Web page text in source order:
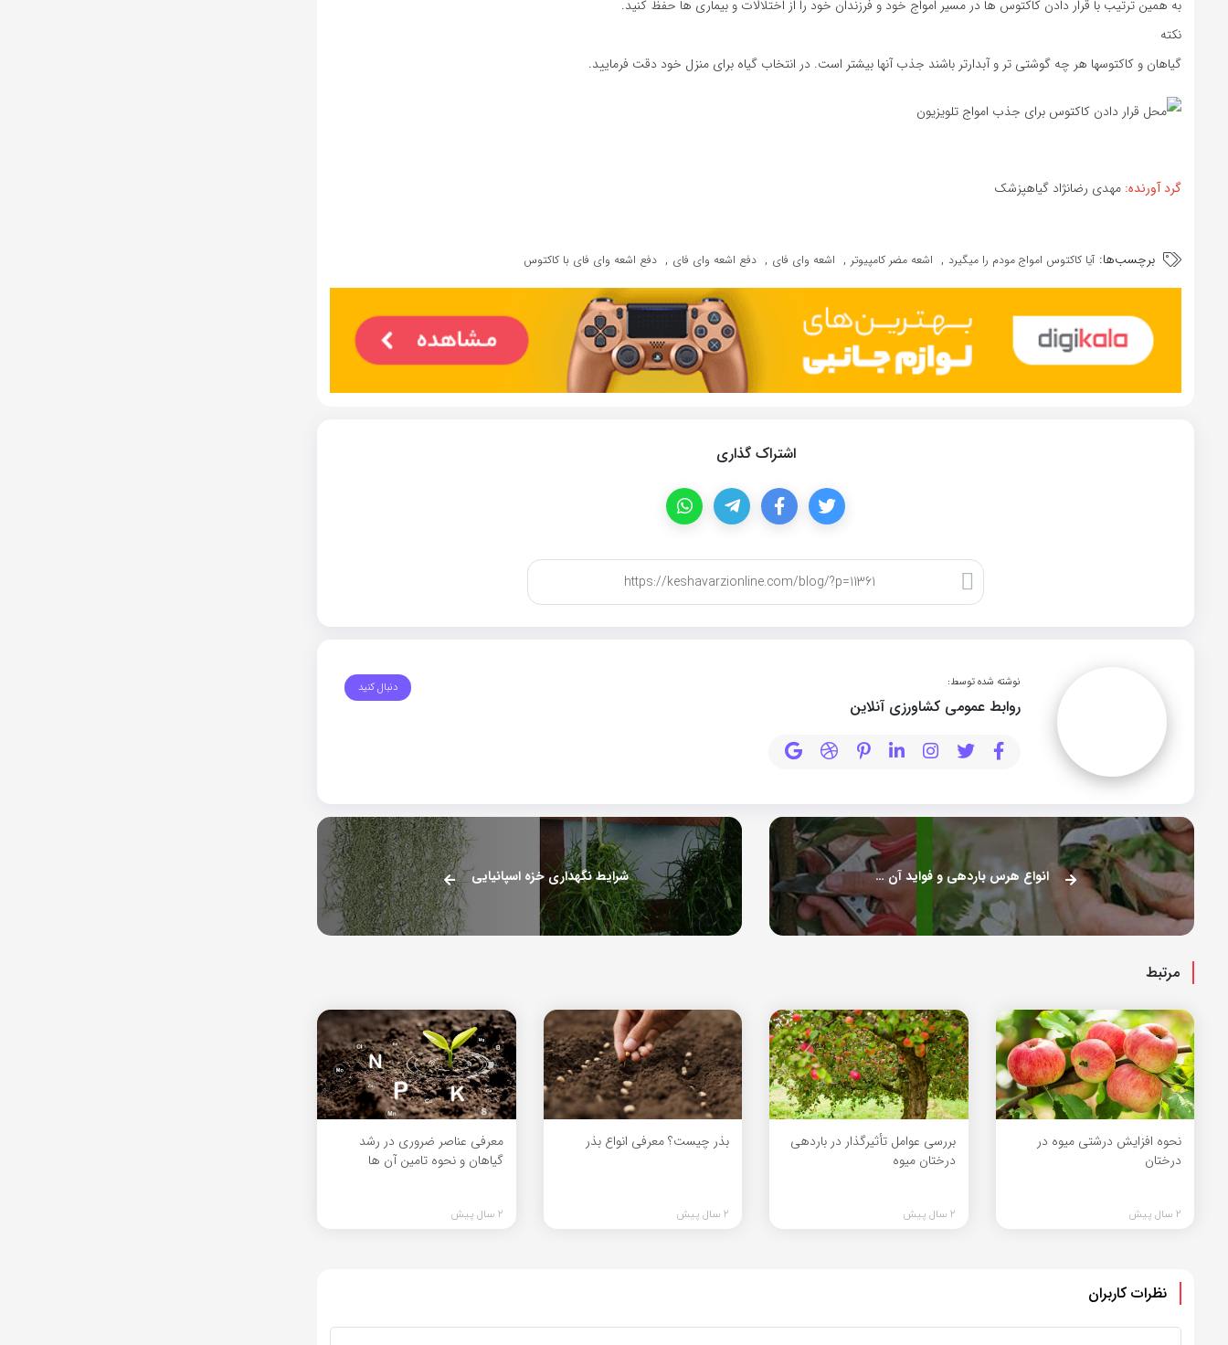
به همین ترتیب با قرار دادن کاکتوس ها در مسیر امواج خود و فرزندان خود را از اختلالات و بیماری ها حفظ کنید.
نکته
گیاهان و کاکتوسها هر چه گوشتی تر و آبدارتر باشند جذب آنها بیشتر است. در انتخاب گیاه برای منزل خود دقت فرمایید.
گرد آورنده: مهدی رضانژاد گیاهپزشک
برچسب‌ها: آیا کاکتوس امواج مودم را میگیرد , اشعه مضر کامپیوتر , اشعه وای فای , دفع اشعه وای فای , دفع اشعه وای فای با کاکتوس
اشتراک گذاری
دنبال کنید نوشته شده توسط:
روابط عمومی کشاورزی آنلاین
انواع هرس باردهی و فواید آن بخش اول شرایط نگهداری خزه اسپانیایی
مرتبط
نحوه افزایش درشتی میوه در
درختان
2 سال پیش
بررسی عوامل تأثیرگذار در باردهی
درختان میوه
2 سال پیش
بذر چیست؟ معرفی انواع بذر
2 سال پیش
معرفی عناصر ضروری در رشد
گیاهان و نحوه تامین آن ها
2 سال پیش
نظرات کاربران